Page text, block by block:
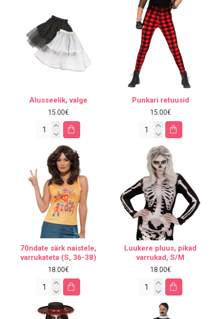
Alusseelik, valge
15.00€
Punkari retuusid
15.00€
70ndate särk naistele,
varrukateta (S, 36-38)
18.00€
Luukere pluus, pikad
varrukad, S/M
18.00€